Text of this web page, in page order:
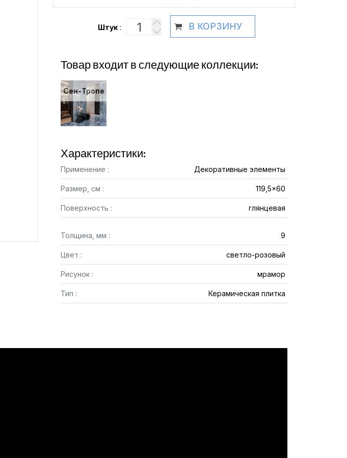
Штук : В КОРЗИНУ
Товар входит в следующие коллекции:
Сен-Тропе
Характеристики:
Применение : Декоративные элементы
Размер, см : 119,5x60
Поверхность : глянцевая
Толщина, мм : 9
Цвет : светло-розовый
Рисунок : мрамор
Тип : Керамическая плитка